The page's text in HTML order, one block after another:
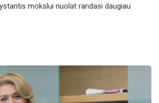
mokslui nuolat randasi daugiau